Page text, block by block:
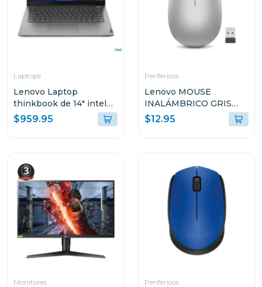
Laptops
Lenovo Laptop
thinkbook de 14" intel
core i7 512GB SSD
21DH00M8GJ
$959.95
Periféricos
Lenovo MOUSE
INALÁMBRICO GRIS
PLATINO L300 GY50Z1
$12.95
Monitores Periféricos